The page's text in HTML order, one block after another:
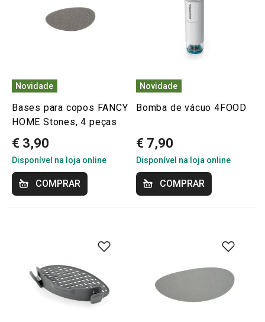
Novidade
Bases para copos FANCY
HOME Stones, 4 peças
€ 3,90
Disponível na loja online
COMPRAR
Novidade
Bomba de vácuo 4FOOD
€ 7,90
Disponível na loja online
COMPRAR